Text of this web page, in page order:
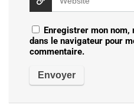
Enregistrer mon
dans le navigateur pour
commentaire.